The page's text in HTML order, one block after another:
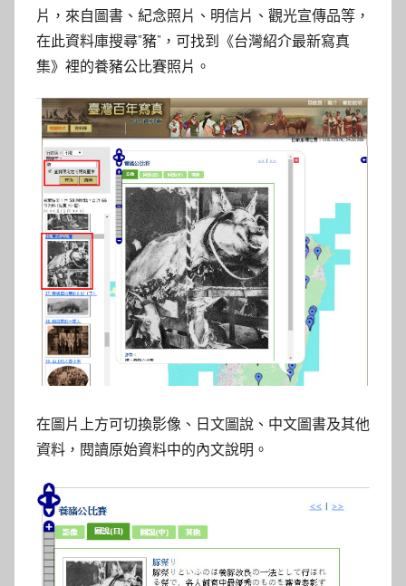
片，來自圖書、紀念照片、明信片、觀光宣傳品等，
在此資料庫搜尋”豬”，可找到《台灣紹介最新寫真
集》裡的養豬公比賽照片。
在圖片上方可切換影像、日文圖說、中文圖書及其他
資料，閱讀原始資料中的內文說明。